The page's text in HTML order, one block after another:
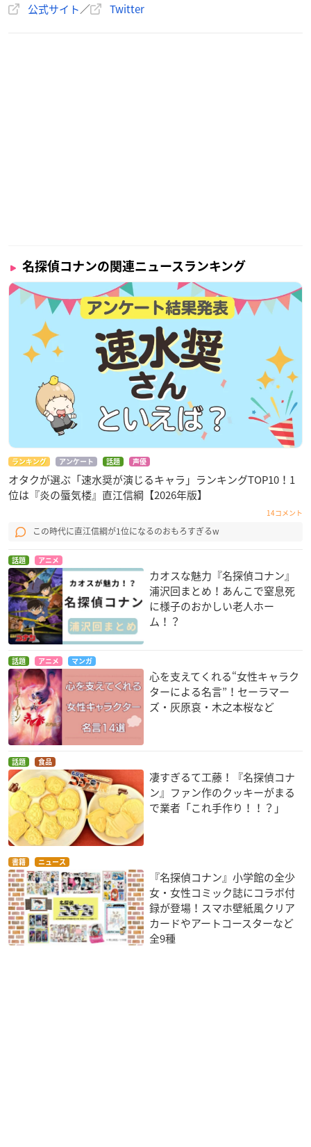
1月2日限定 「名探偵コナン」21〜40巻分無料
ます。
定期購読初月無料キャンペーン
期間中に「週刊少年サンデー」「ゲッサン」「サンデーGX」の
定期購読にご加入いただくと、それぞれ申し込み初月に無料で
購読いただけます。
【対象期間】
2021年1月17日頃まで
Amazonギフト券が当たる！！Twitterキャンペー
ン
キャンペーン期間中、Amazonギフト券が抽選で合計21名に当
Amazonギフト券
※30,000円分 (1名様)
※1,000円分 (20名様)
【キャンペーン期限】
2021年1月12日(火)まで
【応募方法】
１：うぇぶりの公式ツイッターアカウントをフォロー
２：#漫画駅伝 をつけて、おすすめの漫画をツイート
当選された方には個別にツイッターのDMにてご案内されま
す。
※賞品は選べませんので予めご了承ください。
アプリ概要
サンデーうぇぶり
【ジャンル】
公式マンガアプリ
【内容】
公式サイト／ Twitter
名探偵コナンの関連ニュースランキング
ランキング アンケート 話題 声優
オタクが選ぶ「速水奨が演じるキャラ」ランキングTOP10！1
位は『炎の蜃気楼』直江信綱【2026年版】
14コメント
この時代に直江信綱が1位になるのおもろすぎるw
話題 アニメ
カオスな魅力『名探偵コナン』
浦沢回まとめ！あんこで窒息死
に様子のおかしい老人ホー
ム！？
話題 アニメ マンガ
心を支えてくれる“女性キャラク
ターによる名言”！セーラマー
ズ・灰原哀・木之本桜など
話題 食品
凄すぎるて工藤！『名探偵コナ
ン』ファン作のクッキーがまる
で業者「これ手作り！！？」
書籍 ニュース
『名探偵コナン』小学館の全少
女・女性コミック誌にコラボ付
録が登場！スマホ壁紙風クリア
カードやアートコースターなど
全9種